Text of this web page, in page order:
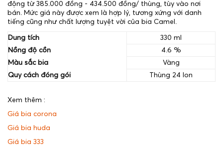
động từ 385.000 đồng - 434.500 đồng/ thùng, tùy vào nơi
bán. Mức giá này được xem là hợp lý, tương xứng với danh
tiếng cũng như chất lượng tuyệt vời của bia Camel.
Dung tích
330 ml
Nồng độ cồn
4.6 %
Màu sắc bia
Vàng
Quy cách đóng gói
Thùng 24 lon
Xem thêm :
Giá bia corona
Giá bia huda
Giá bia 333